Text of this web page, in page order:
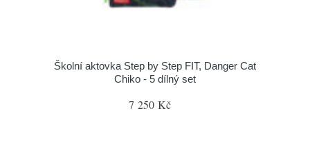
Školní aktovka Step by Step FIT, Danger Cat
Chiko - 5 dílný set
7 250 Kč